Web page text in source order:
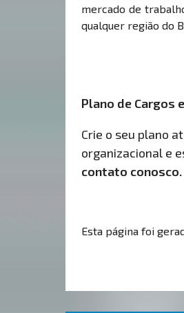
mercado de
qualquer região do
Plano de Cargos
Crie o seu plano
organizacional e
contato conosco.
Esta página foi